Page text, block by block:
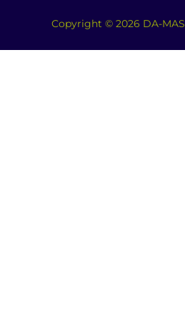
Copyright © 2026 DA-MAS